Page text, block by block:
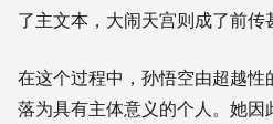
了主文本，大闹天宫则成了前传
在这个过程中， 孙悟空由超越性
落为具有主体意义的个人。她因